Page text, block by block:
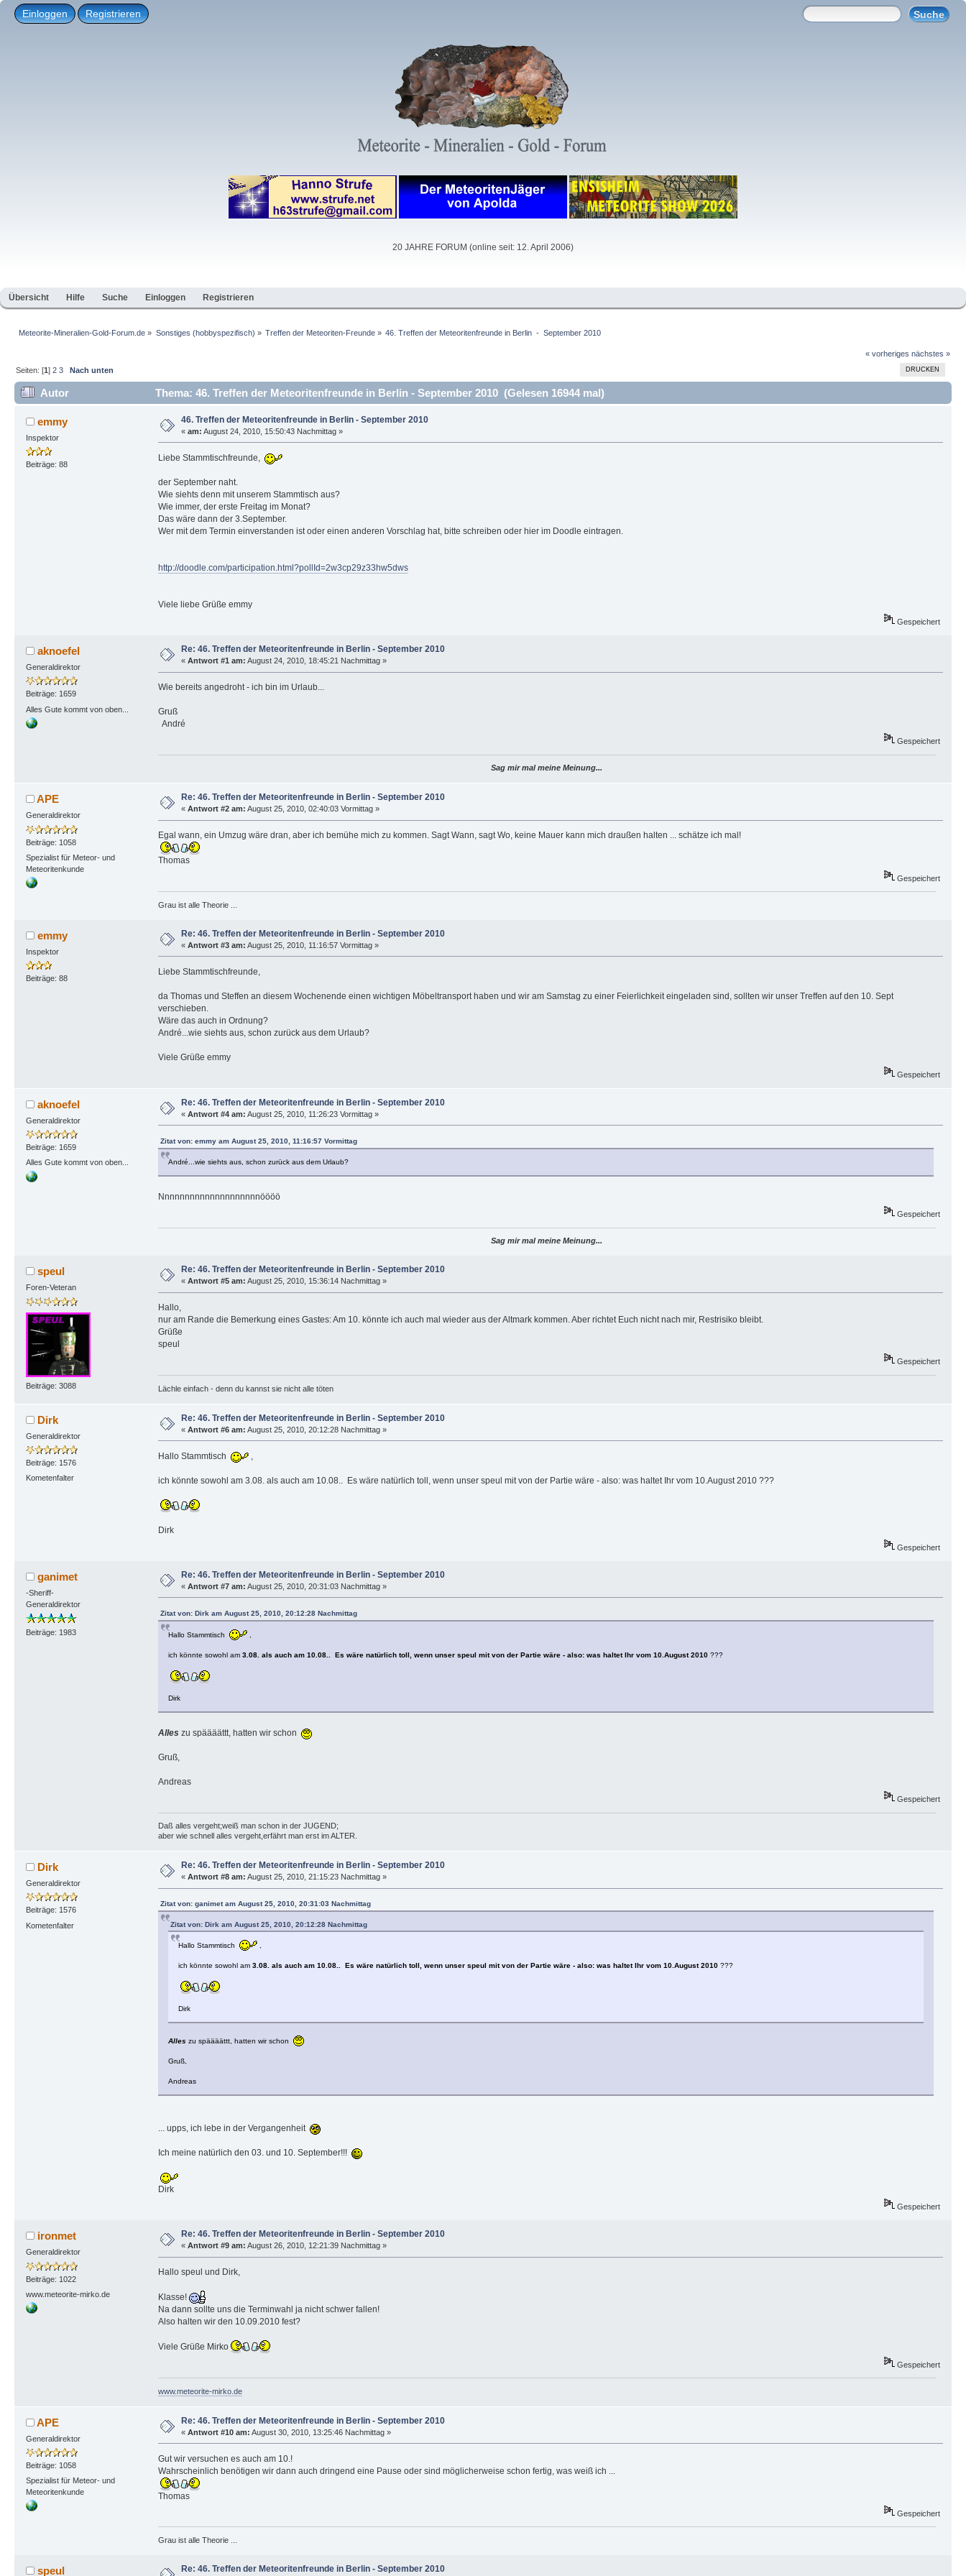
Einloggen Registrieren
20 JAHRE FORUM (online seit: 12. April 2006)
Übersicht Hilfe Suche Einloggen Registrieren
Meteorite-Mineralien-Gold-Forum.de » Sonstiges (hobbyspezifisch) » Treffen der Meteoriten-Freunde» 46. Treffen der Meteoritenfreunde in Berlin  -  September 2010
« vorheriges nächstes »
DRUCKEN
Seiten: [1]2 3 Nach unten
Autor Thema: 46. Treffen der Meteoritenfreunde in Berlin - September 2010 (Gelesen 16944 mal)
emmy
Inspektor
Beiträge: 88
46. Treffen der Meteoritenfreunde in Berlin - September 2010
« am: August 24, 2010, 15:50:43 Nachmittag »
Liebe Stammtischfreunde,
der September naht.
Wie siehts denn mit unserem Stammtisch aus?
Wie immer, der erste Freitag im Monat?
Das wäre dann der 3.September.
Wer mit dem Termin einverstanden ist oder einen anderen Vorschlag hat, bitte schreiben oder hier im Doodle eintragen.
http://doodle.com/participation.html?pollId=2w3cp29z33hw5dws
Viele liebe Grüße emmy
Gespeichert
aknoefel
Generaldirektor
Beiträge: 1659
Alles Gute kommt von oben...
Re: 46. Treffen der Meteoritenfreunde in Berlin - September 2010
« Antwort #1 am: August 24, 2010, 18:45:21 Nachmittag »
Wie bereits angedroht - ich bin im Urlaub...
Gruß
André
Gespeichert
Sag mir mal meine Meinung...
APE
Generaldirektor
Beiträge: 1058
Spezialist für Meteor- und
Meteoritenkunde
Re: 46. Treffen der Meteoritenfreunde in Berlin - September 2010
« Antwort #2 am: August 25, 2010, 02:40:03 Vormittag »
Egal wann, ein Umzug wäre dran, aber ich bemühe mich zu kommen. Sagt Wann, sagt Wo, keine Mauer kann mich draußen halten ... schätze ich mal!
Thomas
Gespeichert
Grau ist alle Theorie ...
emmy
Inspektor
Beiträge: 88
Re: 46. Treffen der Meteoritenfreunde in Berlin - September 2010
« Antwort #3 am: August 25, 2010, 11:16:57 Vormittag »
Liebe Stammtischfreunde,
da Thomas und Steffen an diesem Wochenende einen wichtigen Möbeltransport haben und wir am Samstag zu einer Feierlichkeit eingeladen sind, sollten wir unser Treffen auf den 10. Sept
verschieben.
Wäre das auch in Ordnung?
André...wie siehts aus, schon zurück aus dem Urlaub?
Viele Grüße emmy
Gespeichert
aknoefel
Generaldirektor
Beiträge: 1659
Alles Gute kommt von oben...
Re: 46. Treffen der Meteoritenfreunde in Berlin - September 2010
« Antwort #4 am: August 25, 2010, 11:26:23 Vormittag »
Zitat von: emmy am August 25, 2010, 11:16:57 Vormittag
André...wie siehts aus, schon zurück aus dem Urlaub?
Nnnnnnnnnnnnnnnnnnnnöööö
Gespeichert
Sag mir mal meine Meinung...
speul
Foren-Veteran
Beiträge: 3088
Re: 46. Treffen der Meteoritenfreunde in Berlin - September 2010
« Antwort #5 am: August 25, 2010, 15:36:14 Nachmittag »
Hallo,
nur am Rande die Bemerkung eines Gastes: Am 10. könnte ich auch mal wieder aus der Altmark kommen. Aber richtet Euch nicht nach mir, Restrisiko bleibt.
Grüße
speul
Gespeichert
Lächle einfach - denn du kannst sie nicht alle töten
Dirk
Generaldirektor
Beiträge: 1576
Kometenfalter
Re: 46. Treffen der Meteoritenfreunde in Berlin - September 2010
« Antwort #6 am: August 25, 2010, 20:12:28 Nachmittag »
Hallo Stammtisch ,
ich könnte sowohl am 3.08. als auch am 10.08.. Es wäre natürlich toll, wenn unser speul mit von der Partie wäre - also: was haltet Ihr vom 10.August 2010 ???
Dirk
Gespeichert
ganimet
-Sheriff-
Generaldirektor
Beiträge: 1983
Re: 46. Treffen der Meteoritenfreunde in Berlin - September 2010
« Antwort #7 am: August 25, 2010, 20:31:03 Nachmittag »
Zitat von: Dirk am August 25, 2010, 20:12:28 Nachmittag
Hallo Stammtisch ,
ich könnte sowohl am 3.08. als auch am 10.08.. Es wäre natürlich toll, wenn unser speul mit von der Partie wäre - also: was haltet Ihr vom 10.August 2010???
Dirk
Alles zu späääättt, hatten wir schon
Gruß,
Andreas
Gespeichert
Daß alles vergeht;weiß man schon in der JUGEND;
aber wie schnell alles vergeht,erfährt man erst im ALTER.
Dirk
Generaldirektor
Beiträge: 1576
Kometenfalter
Re: 46. Treffen der Meteoritenfreunde in Berlin - September 2010
« Antwort #8 am: August 25, 2010, 21:15:23 Nachmittag »
Zitat von: ganimet am August 25, 2010, 20:31:03 Nachmittag
Zitat von: Dirk am August 25, 2010, 20:12:28 Nachmittag
Hallo Stammtisch ,
ich könnte sowohl am 3.08. als auch am 10.08.. Es wäre natürlich toll, wenn unser speul mit von der Partie wäre - also: was haltet Ihr vom 10.August 2010???
Dirk
Alles zu späääättt, hatten wir schon
Gruß,
Andreas
... upps, ich lebe in der Vergangenheit
Ich meine natürlich den 03. und 10. September!!!
Dirk
Gespeichert
ironmet
Generaldirektor
Beiträge: 1022
www.meteorite-mirko.de
Re: 46. Treffen der Meteoritenfreunde in Berlin - September 2010
« Antwort #9 am: August 26, 2010, 12:21:39 Nachmittag »
Hallo speul und Dirk,
Klasse!
Na dann sollte uns die Terminwahl ja nicht schwer fallen!
Also halten wir den 10.09.2010 fest?
Viele Grüße Mirko
Gespeichert
www.meteorite-mirko.de
APE
Generaldirektor
Beiträge: 1058
Spezialist für Meteor- und
Meteoritenkunde
Re: 46. Treffen der Meteoritenfreunde in Berlin - September 2010
« Antwort #10 am: August 30, 2010, 13:25:46 Nachmittag »
Gut wir versuchen es auch am 10.!
Wahrscheinlich benötigen wir dann auch dringend eine Pause oder sind möglicherweise schon fertig, was weiß ich ...
Thomas
Gespeichert
Grau ist alle Theorie ...
speul Re: 46. Treffen der Meteoritenfreunde in Berlin - September 2010